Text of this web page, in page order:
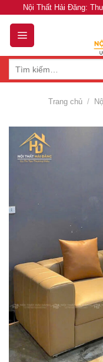
content
Nội Thất Hải Đăng:
Trang chủ /